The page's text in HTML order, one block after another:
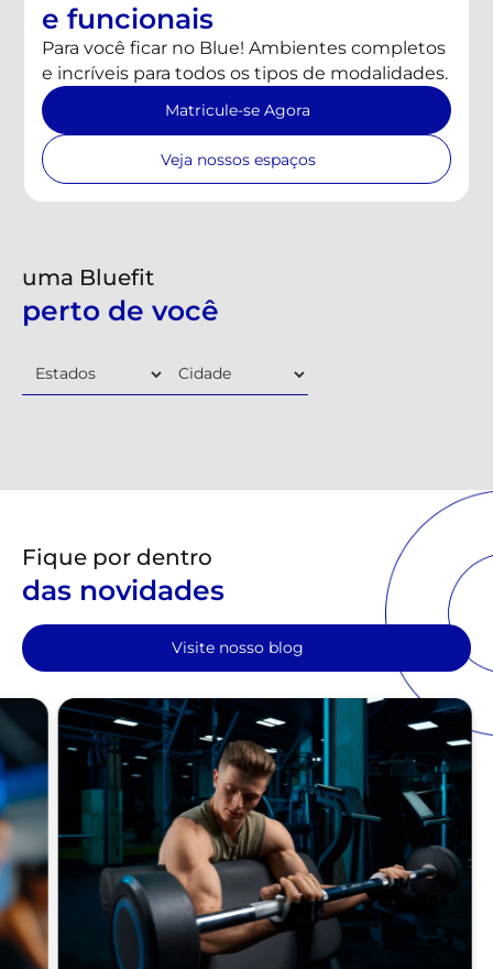
e funcionais
Para você ficar no Blue! Ambientes completos
e incríveis para todos os tipos de modalidades.
Matricule-se Agora
Veja nossos espaços
uma Bluefit
perto de você
Fique por dentro
das novidades
Visite nosso blog